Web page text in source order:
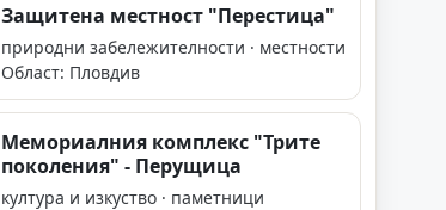
Защитена местност "Перестица"
природни забележителности · местности
Област: Пловдив
Мемориалния комплекс "Трите
поколения" - Перущица
култура и изкуство · паметници